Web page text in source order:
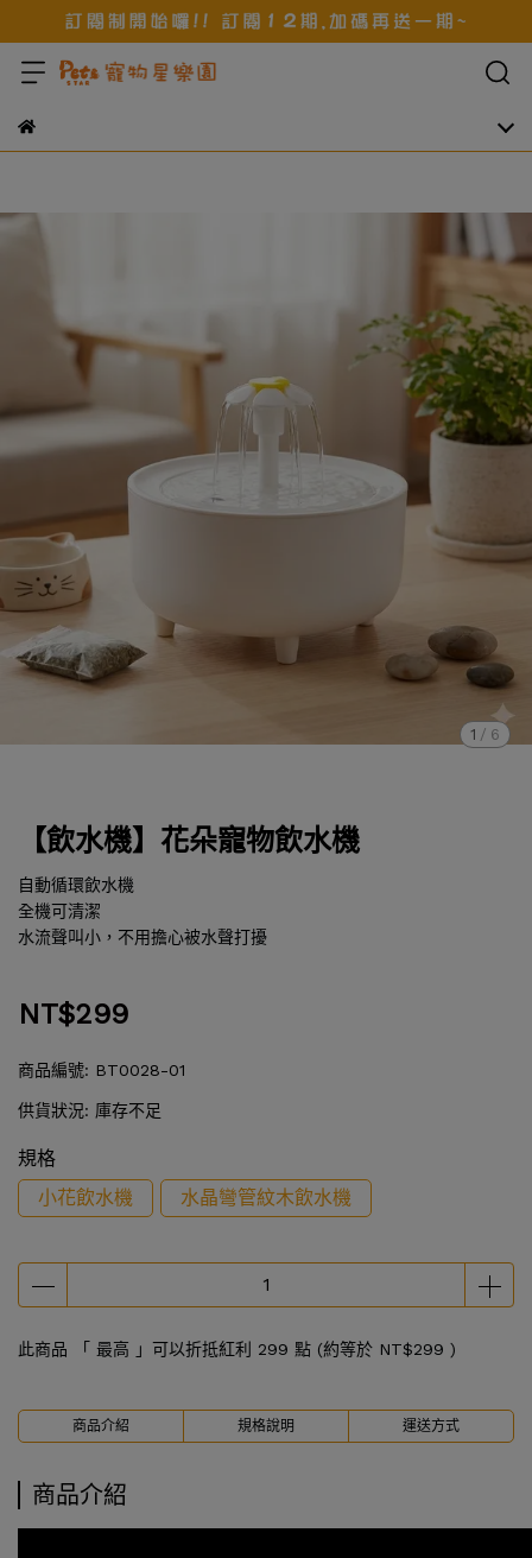
1 / 6
【飲水機】花朵寵物飲水機
自動循環飲水機
全機可清潔
水流聲叫小，不用擔心被水聲打擾
NT$299
商品編號: BT0028-01
供貨狀況: 庫存不足
規格
小花飲水機
水晶彎管紋木飲水機
此商品 「 最高 」可以折抵紅利 299 點 (約等於 NT$299 )
商品介紹 規格說明 運送方式
商品介紹